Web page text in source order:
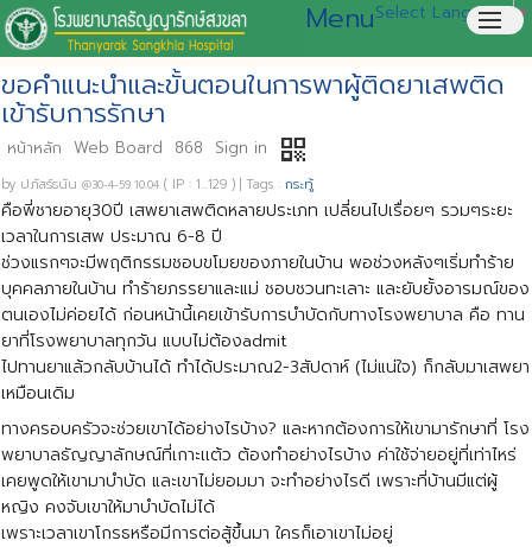
menu
MenuSelect Language▼
ขอคำแนะนำและขั้นตอนในการพาผู้ติดยาเสพติด
เข้ารับการรักษา
หน้าหลัก Web Board 868 Sign in qr_code
by ปภัสร์ธนัน @30-4-59 10.04 ( IP : 1...129 ) | Tags : กระทู้
คือพี่ชายอายุ30ปี เสพยาเสพติดหลายประเภท เปลี่ยนไปเรื่อยๆ รวมๆระยะ
เวลาในการเสพ ประมาณ 6-8 ปี
ช่วงแรกๆจะมีพฤติกรรมชอบขโมยของภายในบ้าน พอช่วงหลังๆเริ่มทำร้าย
บุคคลภายในบ้าน ทำร้ายภรรยาและแม่ ชอบชวนทะเลาะ และยับยั้งอารมณ์ของ
ตนเองไม่ค่อยได้ ก่อนหน้านี้เคยเข้ารับการบำบัดกับทางโรงพยาบาล คือ ทาน
ยาที่โรงพยาบาลทุกวัน แบบไม่ต้องadmit
ไปทานยาแล้วกลับบ้านได้ ทำได้ประมาณ2-3สัปดาห์ (ไม่แน่ใจ) ก็กลับมาเสพยา
เหมือนเดิม
ทางครอบครัวจะช่วยเขาได้อย่างไรบ้าง? และหากต้องการให้เขามารักษาที่ โรง
พยาบาลธัญญาลักษณ์ที่เกาะเเต้ว ต้องทำอย่างไรบ้าง ค่าใช้จ่ายอยู่ที่เท่าไหร่
เคยพูดให้เขามาบำบัด และเขาไม่ยอมมา จะทำอย่างไรดี เพราะที่บ้านมีแต่ผู้
หญิง คงจับเขาให้มาบำบัดไม่ได้
เพราะเวลาเขาโกรธหรือมีการต่อสู้ขึ้นมา ใครก็เอาเขาไม่อยู่